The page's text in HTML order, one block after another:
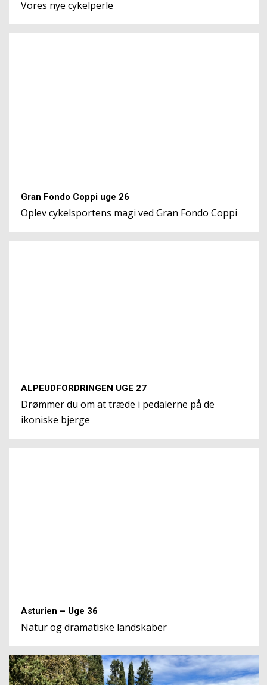
Vores nye cykelperle
Gran Fondo Coppi uge 26
Oplev cykelsportens magi ved Gran Fondo Coppi
ALPEUDFORDRINGEN UGE 27
Drømmer du om at træde i pedalerne på de
ikoniske bjerge
Asturien – Uge 36
Natur og dramatiske landskaber